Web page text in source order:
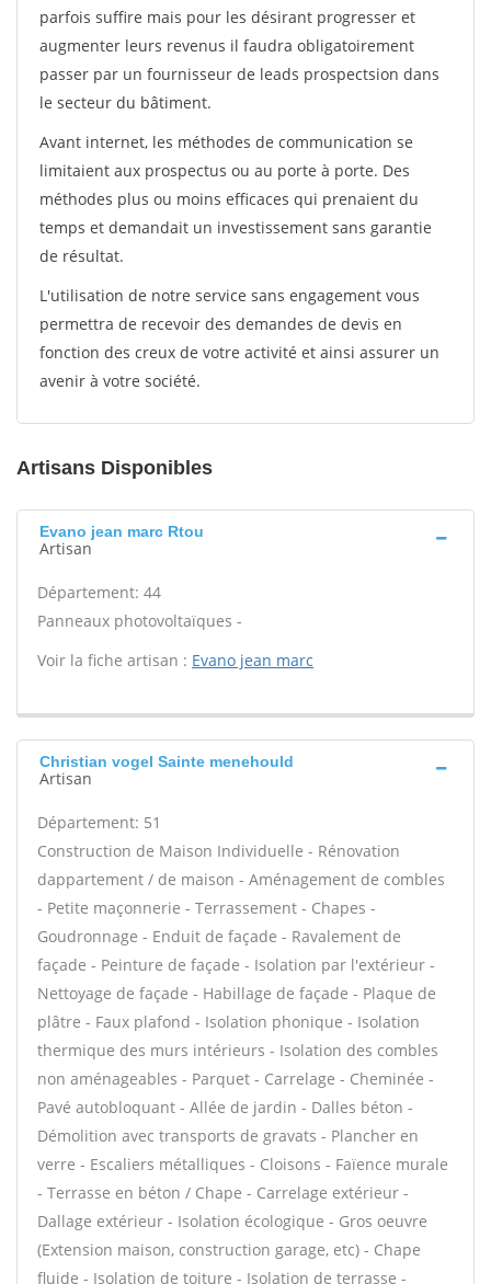
parfois suffire mais pour les désirant progresser et
augmenter leurs revenus il faudra obligatoirement
passer par un fournisseur de leads prospectsion dans
le secteur du bâtiment.
Avant internet, les méthodes de communication se
limitaient aux prospectus ou au porte à porte. Des
méthodes plus ou moins efficaces qui prenaient du
temps et demandait un investissement sans garantie
de résultat.
L'utilisation de notre service sans engagement vous
permettra de recevoir des demandes de devis en
fonction des creux de votre activité et ainsi assurer un
avenir à votre société.
Artisans Disponibles
Evano jean marc Rtou
Artisan
Département: 44
Panneaux photovoltaïques -
Voir la fiche artisan : Evano jean marc
Christian vogel Sainte menehould
Artisan
Département: 51
Construction de Maison Individuelle - Rénovation
dappartement / de maison - Aménagement de combles
- Petite maçonnerie - Terrassement - Chapes -
Goudronnage - Enduit de façade - Ravalement de
façade - Peinture de façade - Isolation par l'extérieur -
Nettoyage de façade - Habillage de façade - Plaque de
plâtre - Faux plafond - Isolation phonique - Isolation
thermique des murs intérieurs - Isolation des combles
non aménageables - Parquet - Carrelage - Cheminée -
Pavé autobloquant - Allée de jardin - Dalles béton -
Démolition avec transports de gravats - Plancher en
verre - Escaliers métalliques - Cloisons - Faïence murale
- Terrasse en béton / Chape - Carrelage extérieur -
Dallage extérieur - Isolation écologique - Gros oeuvre
(Extension maison, construction garage, etc) - Chape
fluide - Isolation de toiture - Isolation de terrasse -